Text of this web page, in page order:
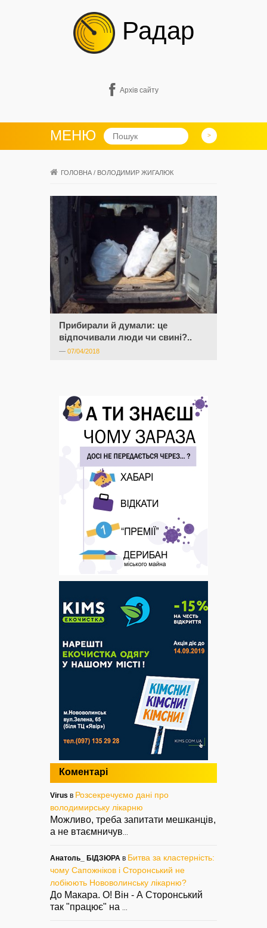
Радар
Архів сайту
МЕНЮ
ГОЛОВНА / ВОЛОДИМИР ЖИГАЛЮК
Прибирали й думали: це
відпочивали люди чи свині?..
— 07/04/2018
Коментарі
Virus в Розсекречуємо дані про
володимирську лікарню
Можливо, треба запитати мешканців,
а не втаємничув
Анатоль_ БІДЗЮРА в Битва за кластерність:
чому Сапожніков і Сторонський не
лобіюють Нововолинську лікарню?
До Макара. О! Він - А Сторонський
так "працює" на